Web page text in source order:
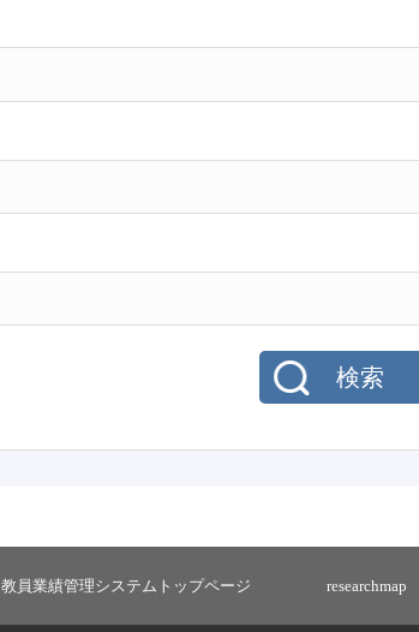
検索
教員業績管理システムトップページ researchmap